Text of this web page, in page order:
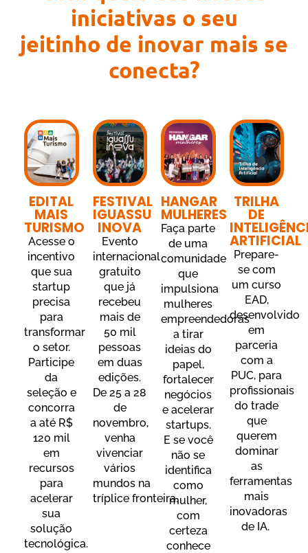
iniciativas o seu
jeitinho de inovar mais se
conecta?
EDITAL
MAIS
TURISMO
Acesse o
incentivo
que sua
startup
precisa
para
transformar
o setor.
Participe
da
seleção e
concorra
a até R$
120 mil
em
recursos
para
acelerar
sua
solução
tecnológica.
FESTIVAL
IGUASSU
INOVA
Evento
internacional
gratuito
que já
recebeu
mais de
50 mil
pessoas
em duas
edições.
De 25 a 28
de
novembro,
venha
vivenciar
vários
mundos na
tríplicefronteira.
HANGAR
MULHERES
Faça parte
de uma
comunidade
que
impulsiona
mulheres
empreendedoras
a tirar
ideias do
papel,
fortalecer
negócios
e acelerar
startups.
E se você
não se
identifica
como
mulher,
com
certeza
conhece
TRILHA
DE
ARTIFICIAL
Prepare-
se com
um curso
EAD,
desenvolvido
em
parceria
com a
PUC, para
profissionais
do trade
que
querem
dominar
as
ferramentas
mais
inovadoras
de IA.